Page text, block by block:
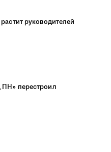
руководителей
перестроил